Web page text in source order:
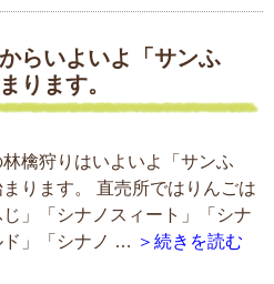
らいよいよ「サンふ
ります。
檎狩りはいよいよ「サンふ
まります。 直売所ではりんごは
じ」「シナノスィート」「シナ
ド」「シナノ … ＞続きを読む